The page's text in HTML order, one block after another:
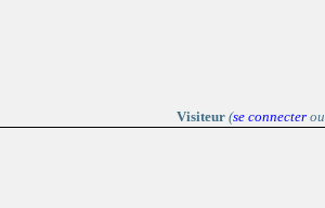
Visiteur(se connecterou